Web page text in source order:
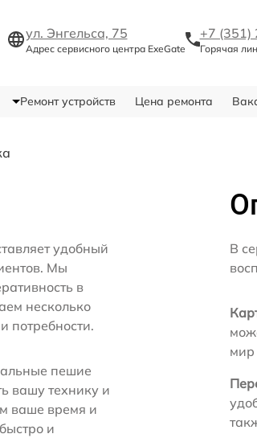
ул. Энгельса, 75
Адрес сервисного центра ExeGate
+7
Горячая
Ремонт устройств Цена ремонта
удобный
Мы
в
несколько
потребности.
пешие
вашу технику и
ваше время и
и
В
мир